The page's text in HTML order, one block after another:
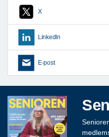
X
LinkedIn
E-post